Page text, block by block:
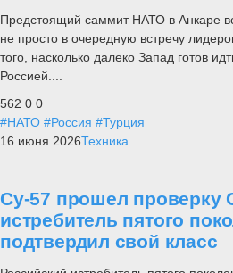
Предстоящий саммит НАТО в Анкаре
не просто в очередную встречу
того, насколько далеко Запад готов
Россией....
562 0 0
#НАТО #Россия #Турция
16 июня 2026Техника
Су-57 прошел проверку
истребитель пятого
подтвердил свой класс